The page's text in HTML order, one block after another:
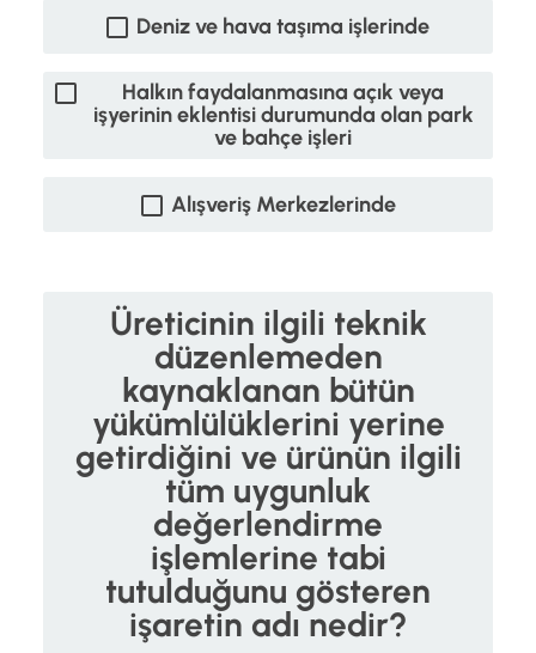
Deniz ve hava taşıma işlerinde
Halkın faydalanmasına açık veya
işyerinin eklentisi durumunda olan park
ve bahçe işleri
Alışveriş Merkezlerinde
Üreticinin ilgili teknik
düzenlemeden
kaynaklanan bütün
yükümlülüklerini yerine
getirdiğini ve ürünün ilgili
tüm uygunluk
değerlendirme
işlemlerine tabi
tutulduğunu gösteren
işaretin adı nedir?